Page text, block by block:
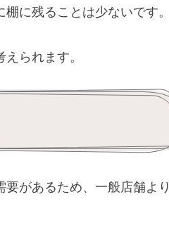
に残ることは少ないです。
られます。
があるため、一般店舗より